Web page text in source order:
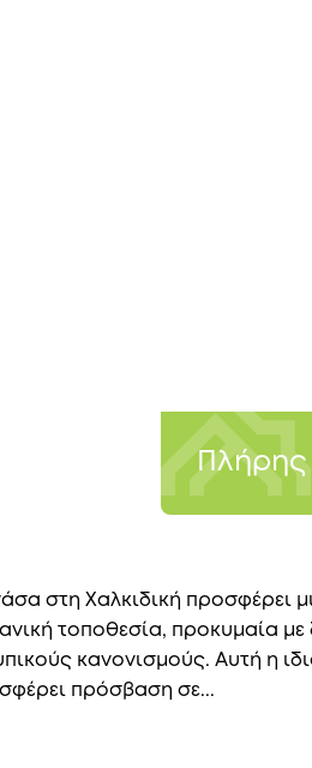
στη Χαλκιδική προσφέρει
τοποθεσία, προκυμαία με
κανονισμούς. Αυτή η
πρόσβαση σε...